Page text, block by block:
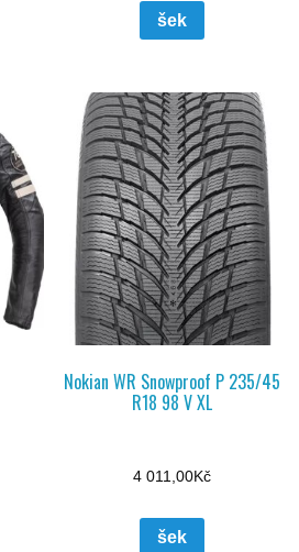
šek
Nokian WR Snowproof P 235/45
R18 98 V XL
4 011,00Kč
šek